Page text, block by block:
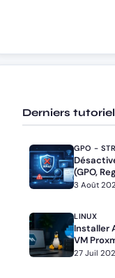
Derniers tutoriel
GPO -
(GPO,
la
3 Août
LINUX
Installer
VM
Docker
27 Juil